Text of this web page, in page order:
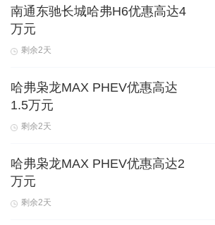
南通东驰长城哈弗H6优惠高达4
万元
剩余2天
哈弗枭龙MAX PHEV优惠高达
1.5万元
剩余2天
哈弗枭龙MAX PHEV优惠高达2
万元
剩余2天